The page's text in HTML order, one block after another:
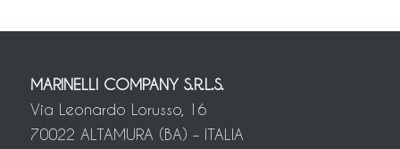
MARINELLI COMPANY S.R.L.S.
Via Leonardo Lorusso, 16
70022 ALTAMURA (BA) – ITALIA